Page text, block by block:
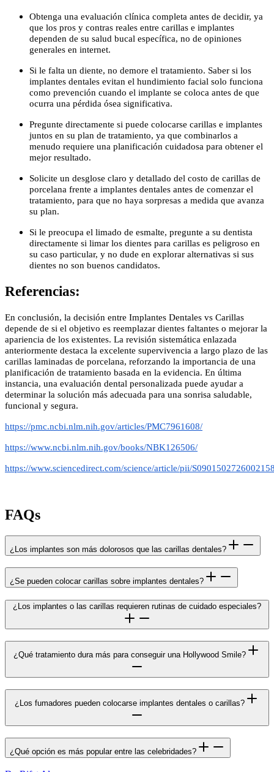
Obtenga una evaluación clínica completa antes de decidir, ya
que los pros y contras reales entre carillas e implantes
dependen de su salud bucal específica, no de opiniones
generales en internet.
Si le falta un diente, no demore el tratamiento. Saber si los
implantes dentales evitan el hundimiento facial solo funciona
como prevención cuando el implante se coloca antes de que
ocurra una pérdida ósea significativa.
Pregunte directamente si puede colocarse carillas e implantes
juntos en su plan de tratamiento, ya que combinarlos a
menudo requiere una planificación cuidadosa para obtener el
mejor resultado.
Solicite un desglose claro y detallado del costo de carillas de
porcelana frente a implantes dentales antes de comenzar el
tratamiento, para que no haya sorpresas a medida que avanza
su plan.
Si le preocupa el limado de esmalte, pregunte a su dentista
directamente si limar los dientes para carillas es peligroso en
su caso particular, y no dude en explorar alternativas si sus
dientes no son buenos candidatos.
Referencias:
En conclusión, la decisión entre Implantes Dentales vs Carillas
depende de si el objetivo es reemplazar dientes faltantes o mejorar la
apariencia de los existentes. La revisión sistemática enlazada
anteriormente destaca la excelente supervivencia a largo plazo de las
carillas laminadas de porcelana, reforzando la importancia de una
planificación de tratamiento basada en la evidencia. En última
instancia, una evaluación dental personalizada puede ayudar a
determinar la solución más adecuada para una sonrisa saludable,
funcional y segura.
https://pmc.ncbi.nlm.nih.gov/articles/PMC7961608/
https://www.ncbi.nlm.nih.gov/books/NBK126506/
https://www.sciencedirect.com/science/article/pii/
FAQs
¿Los implantes son más dolorosos que las carillas dentales?
¿Se pueden colocar carillas sobre implantes dentales?
¿Los implantes o las carillas requieren rutinas de cuidado especiales?
¿Qué tratamiento dura más para conseguir una Hollywood Smile?
¿Los fumadores pueden colocarse implantes dentales o carillas?
¿Qué opción es más popular entre las celebridades?